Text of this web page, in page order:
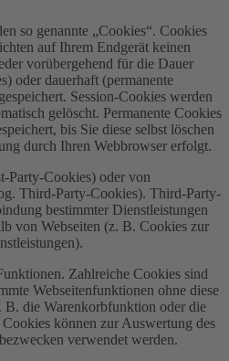
so genannte „Cookies“. Cookies
auf Ihrem Endgerät keinen
vorübergehend für die Dauer
oder dauerhaft (permanente
Session-Cookies werden
gelöscht. Permanente Cookies
bis Sie diese selbst löschen
durch Ihren Webbrowser erfolgt.
Party-Cookies) oder von
Third-Party-Cookies). Third-Party-
bestimmter Dienstleistungen
von Webseiten (z. B. Cookies zur
Zahlreiche Cookies sind
Webseitenfunktionen ohne diese
die Warenkorbfunktion oder die
können zur Auswertung des
verwendet werden.